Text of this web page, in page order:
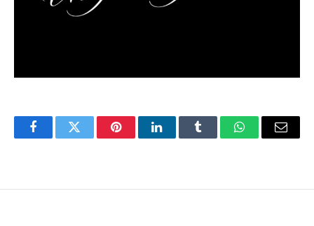
FacebookTwitter PinterestLinkedInTumblr WhatsAppEmail